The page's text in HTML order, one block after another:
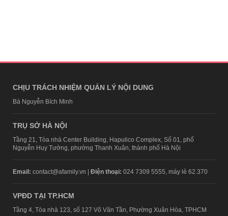
CHỊU TRÁCH NHIỆM QUẢN LÝ NỘI DUNG
Bà Nguyễn Bích Minh
TRỤ SỞ HÀ NỘI
Tầng 21, Tòa nhà Center Building, Hapulico Complex, Số 01, phố
Nguyễn Huy Tưởng, phường Thanh Xuân, thành phố Hà Nội
Email: contact@afamily.vn | Điện thoại: 024 7309 5555, máy lẻ 62.370
VPĐD TẠI TP.HCM
Tầng 4, Tòa nhà 123, số 127 Võ Văn Tần, Phường Xuân Hòa, TPHCM